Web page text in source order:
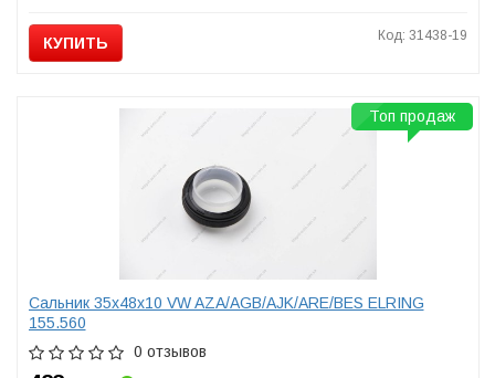
КУПИТЬ Код: 31438-19
Сальник 35х48х10 VW AZA/AGB/AJK/ARE/BES ELRING
155.560
0 отзывов
Топ продаж